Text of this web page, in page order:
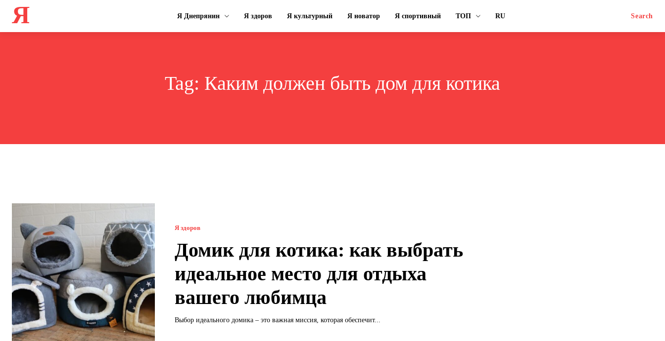
Я Я Днепрянин Я здоров Я культурный Я новатор Я спортивный ТОП RU Search
Tag: Каким должен быть дом для котика
Я здоров
Домик для котика: как выбрать
идеальное место для отдыха
вашего любимца
Выбор идеального домика – это важная миссия, которая обеспечит...